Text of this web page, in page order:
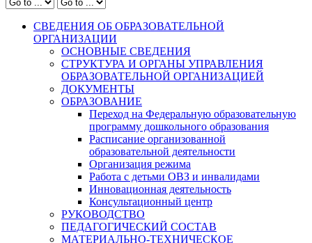
СВЕДЕНИЯ ОБ ОБРАЗОВАТЕЛЬНОЙ
ОРГАНИЗАЦИИ
ОСНОВНЫЕ СВЕДЕНИЯ
СТРУКТУРА И ОРГАНЫ УПРАВЛЕНИЯ
ОБРАЗОВАТЕЛЬНОЙ ОРГАНИЗАЦИЕЙ
ДОКУМЕНТЫ
ОБРАЗОВАНИЕ
Переход на Федеральную образовательную
программу дошкольного образования
Расписание организованной
образовательной деятельности
Организация режима
Работа с детьми ОВЗ и инвалидами
Инновационная деятельность
Консультационный центр
РУКОВОДСТВО
ПЕДАГОГИЧЕСКИЙ СОСТАВ
МАТЕРИАЛЬНО-ТЕХНИЧЕСКОЕ